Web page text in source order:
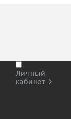
Личный
кабинет